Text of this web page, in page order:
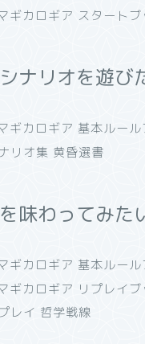
ギカロギア スタート
ナリオを遊び
ギカロギア 基本ルー
リオ集 黄昏選書
味わってみた
ギカロギア 基本ルー
ギカロギア リプレイ
レイ 哲学戦線